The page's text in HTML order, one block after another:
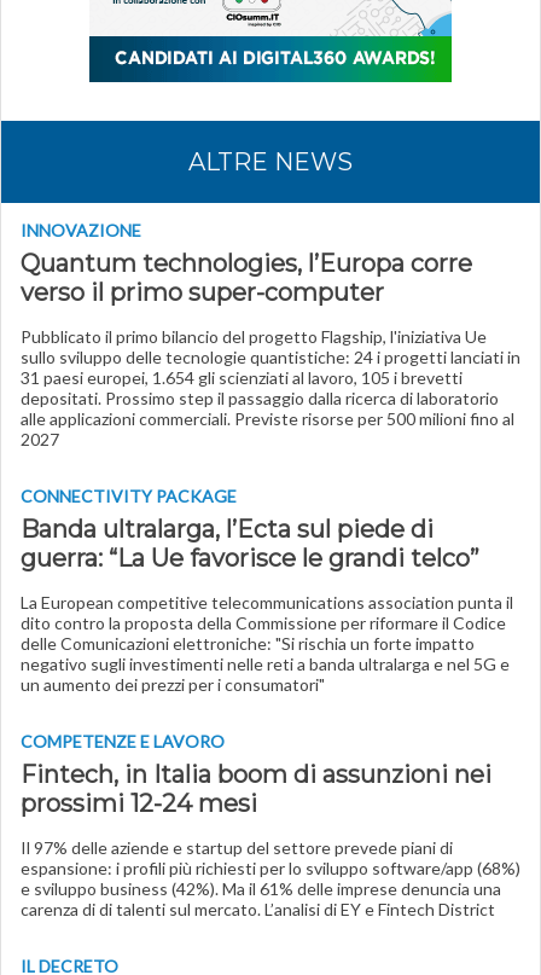
ALTRE NEWS
INNOVAZIONE
Quantum technologies, l’Europa corre
verso il primo super-computer
Pubblicato il primo bilancio del progetto Flagship, l'iniziativa Ue
sullo sviluppo delle tecnologie quantistiche: 24 i progetti lanciati in
31 paesi europei, 1.654 gli scienziati al lavoro, 105 i brevetti
depositati. Prossimo step il passaggio dalla ricerca di laboratorio
alle applicazioni commerciali. Previste risorse per 500 milioni fino al
2027
CONNECTIVITY PACKAGE
Banda ultralarga, l’Ecta sul piede di
guerra: “La Ue favorisce le grandi telco”
La European competitive telecommunications association punta il
dito contro la proposta della Commissione per riformare il Codice
delle Comunicazioni elettroniche: "Si rischia un forte impatto
negativo sugli investimenti nelle reti a banda ultralarga e nel 5G e
un aumento dei prezzi per i consumatori"
COMPETENZE E LAVORO
Fintech, in Italia boom di assunzioni nei
prossimi 12-24 mesi
Il 97% delle aziende e startup del settore prevede piani di
espansione: i profili più richiesti per lo sviluppo software/app (68%)
e sviluppo business (42%). Ma il 61% delle imprese denuncia una
carenza di di talenti sul mercato. L’analisi di EY e Fintech District
IL DECRETO